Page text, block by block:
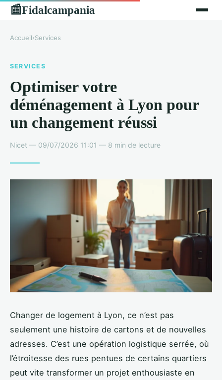
📰Fidalcampania
Accueil›Services
SERVICES
Optimiser votre
déménagement à Lyon pour
un changement réussi
Nicet — 09/07/2026 11:01 — 8 min de lecture
Changer de logement à Lyon, ce n’est pas
seulement une histoire de cartons et de nouvelles
adresses. C’est une opération logistique serrée, où
l’étroitesse des rues pentues de certains quartiers
peut vite transformer un projet enthousiaste en